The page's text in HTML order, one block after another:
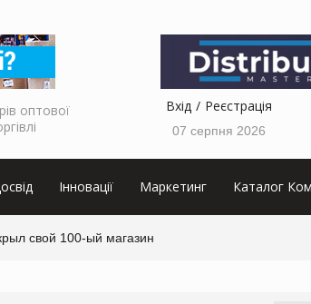
оптової
Вхід Реєстрація
07 серпня 2026
Інновації Маркетинг Каталог
свой 100-ый магазин